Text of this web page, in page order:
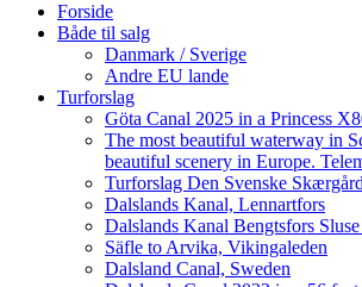
Forside
Både til salg
Danmark / Sverige
Andre EU lande
Turforslag
Göta Canal 2025 in a Princess
The most beautiful waterway in
beautiful scenery in Europe.
Turforslag Den Svenske
Dalslands Kanal, Lennartfors
Dalslands Kanal Bengtsfors
Säfle to Arvika, Vikingaleden
Dalsland Canal, Sweden